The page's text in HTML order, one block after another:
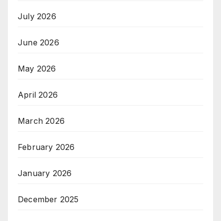
July 2026
June 2026
May 2026
April 2026
March 2026
February 2026
January 2026
December 2025